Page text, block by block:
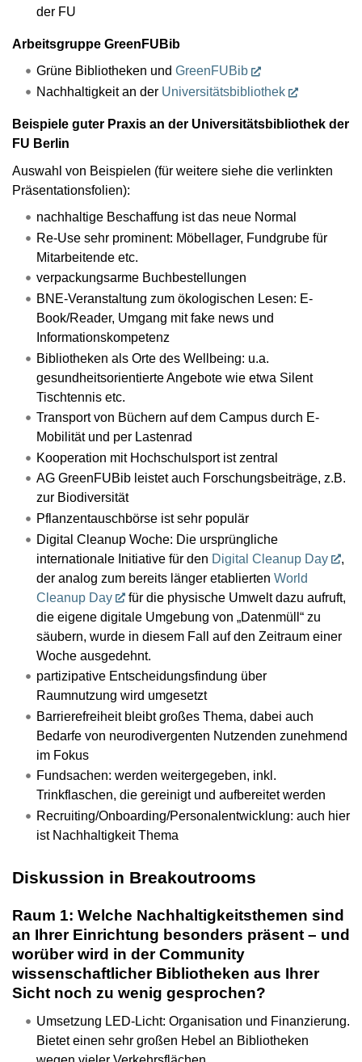
der FU
Arbeitsgruppe GreenFUBib
Grüne Bibliotheken und GreenFUBib
Nachhaltigkeit an der Universitätsbibliothek
Beispiele guter Praxis an der Universitätsbibliothek der
FU Berlin
Auswahl von Beispielen (für weitere siehe die verlinkten
Präsentationsfolien):
nachhaltige Beschaffung ist das neue Normal
Re-Use sehr prominent: Möbellager, Fundgrube für
Mitarbeitende etc.
verpackungsarme Buchbestellungen
BNE-Veranstaltung zum ökologischen Lesen: E-
Book/Reader, Umgang mit fake news und
Informationskompetenz
Bibliotheken als Orte des Wellbeing: u.a.
gesundheitsorientierte Angebote wie etwa Silent
Tischtennis etc.
Transport von Büchern auf dem Campus durch E-
Mobilität und per Lastenrad
Kooperation mit Hochschulsport ist zentral
AG GreenFUBib leistet auch Forschungsbeiträge, z.B.
zur Biodiversität
Pflanzentauschbörse ist sehr populär
Digital Cleanup Woche: Die ursprüngliche
internationale Initiative für den Digital Cleanup Day
,
der analog zum bereits länger etablierten World
Cleanup Day
für die physische Umwelt dazu aufruft,
die eigene digitale Umgebung von „Datenmüll“ zu
säubern, wurde in diesem Fall auf den Zeitraum einer
Woche ausgedehnt.
partizipative Entscheidungsfindung über
Raumnutzung wird umgesetzt
Barrierefreiheit bleibt großes Thema, dabei auch
Bedarfe von neurodivergenten Nutzenden zunehmend
im Fokus
Fundsachen: werden weitergegeben, inkl.
Trinkflaschen, die gereinigt und aufbereitet werden
Recruiting/Onboarding/Personalentwicklung: auch hier
ist Nachhaltigkeit Thema
Diskussion in Breakoutrooms
Raum 1: Welche Nachhaltigkeitsthemen sind
an Ihrer Einrichtung besonders präsent – und
worüber wird in der Community
wissenschaftlicher Bibliotheken aus Ihrer
Sicht noch zu wenig gesprochen?
Umsetzung LED-Licht: Organisation und Finanzierung.
Bietet einen sehr großen Hebel an Bibliotheken